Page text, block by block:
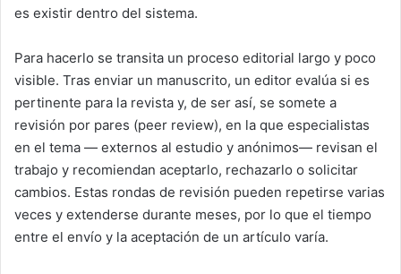
es existir dentro del sistema.
Para hacerlo se transita un proceso editorial largo y poco
visible. Tras enviar un manuscrito, un editor evalúa si es
pertinente para la revista y, de ser así, se somete a
revisión por pares (peer review), en la que especialistas
en el tema — externos al estudio y anónimos— revisan el
trabajo y recomiendan aceptarlo, rechazarlo o solicitar
cambios. Estas rondas de revisión pueden repetirse varias
veces y extenderse durante meses, por lo que el tiempo
entre el envío y la aceptación de un artículo varía.